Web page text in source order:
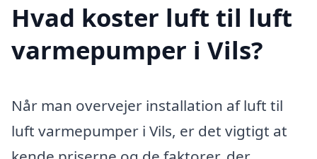
Hvad koster luft til luft
varmepumper i Vils?
Når man overvejer installation af luft til
luft varmepumper i Vils, er det vigtigt at